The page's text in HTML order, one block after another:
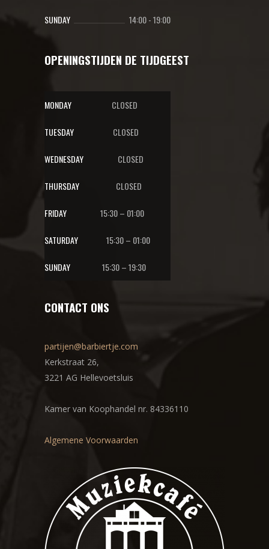
SUNDAY 14:00-19:00
OPENINGSTIJDEN DE TIJDGEEST
MONDAY CLOSED
TUESDAY CLOSED
WEDNESDAY CLOSED
THURSDAY CLOSED
FRIDAY 15:30 – 01:00
SATURDAY 15:30 – 01:00
SUNDAY 15:30 – 19:30
CONTACT ONS
partijen@barbiertje.com
Kerkstraat 26,
3221 AG Hellevoetsluis
Kamer van Koophandel nr. 84336110
Algemene Voorwaarden